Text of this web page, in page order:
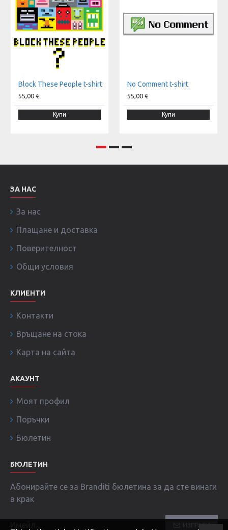
Block These People t-shirt
55,00 €
Купи
No Comment t-shirt
55,00 €
Купи
ЗА НАС
За нас
Плащане и доставка
Поверителност
Общи условия
КЛИЕНТИ
Контакти
Връщане на стока
Карта на сайта
АКАУНТ
Моят профил
Поръчки
Бюлетин
БЮЛЕТИН
Абонирайте се за Branditi бюлетина за да сте винаги
в крак
ИЗПРАТИ